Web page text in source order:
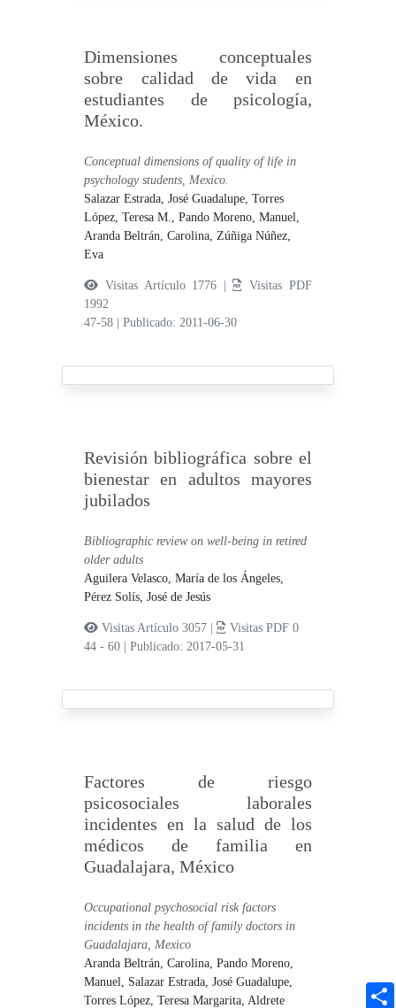
Dimensiones conceptuales
sobre calidad de vida en
estudiantes de psicología,
México.
Conceptual dimensions of quality of life in
psychology students, Mexico.
Salazar Estrada, José Guadalupe,Torres
López, Teresa M.,Pando Moreno, Manuel,
Aranda Beltrán, Carolina,Zúñiga Núñez,
Eva
Visitas Artículo 1776 |
Visitas PDF
1992
47-58
|Publicado: 2011-06-30
Revisión bibliográfica sobre el
bienestar en adultos mayores
jubilados
Bibliographic review on well-being in retired
older adults
Aguilera Velasco, María de los Ángeles,
Pérez Solís, José de Jesús
Visitas Artículo 3057 |
Visitas PDF 0
44 - 60
|Publicado: 2017-05-31
Factores de riesgo
psicosociales laborales
incidentes en la salud de los
médicos de familia en
Guadalajara, México
Occupational psychosocial risk factors
incidents in the health of family doctors in
Guadalajara, Mexico
Aranda Beltrán, Carolina,Pando Moreno,
Manuel, Salazar Estrada, José Guadalupe,
Torres López, Teresa Margarita,Aldrete